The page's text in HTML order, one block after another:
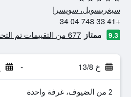
5 نجوم
سيغريسويل، سويسرا
+41 33 748 04 34
9.3 ممتاز 677 من التقييمات تم التحقق منها
خ 13/8 -
2 من الضيوف، غرفة واحدة